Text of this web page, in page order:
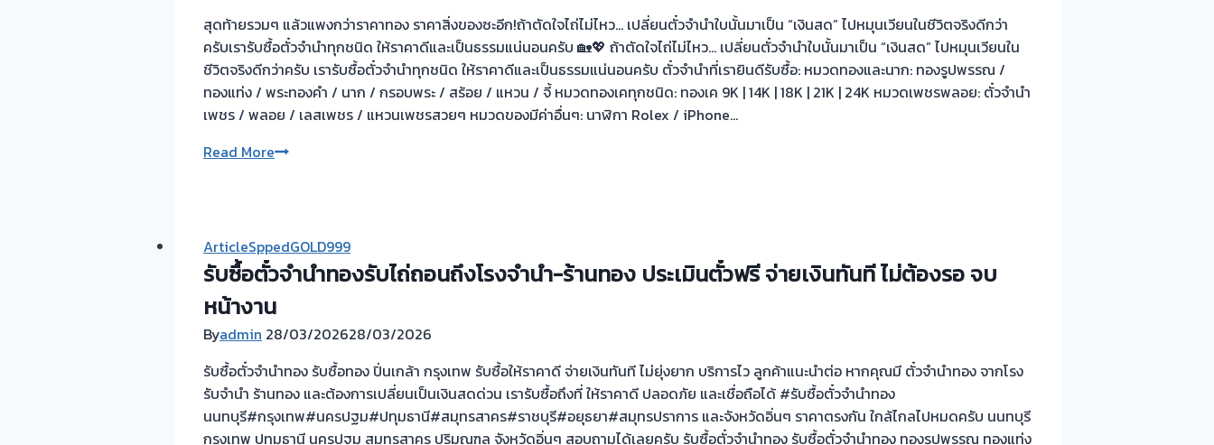
สุดท้ายรวมๆ แล้วแพงกว่าราคาทอง ราคาสิ่งของซะอีก!ถ้าตัดใจไถ่ไม่ไหว… เปลี่ยนตั๋วจำนำใบนั้นมาเป็น “เงินสด” ไปหมุนเวียนในชีวิตจริงดีกว่า
ครับเรารับซื้อตั๋วจำนำทุกชนิด ให้ราคาดีและเป็นธรรมแน่นอนครับ 🏡💖 ถ้าตัดใจไถ่ไม่ไหว… เปลี่ยนตั๋วจำนำใบนั้นมาเป็น “เงินสด” ไปหมุนเวียนใน
ชีวิตจริงดีกว่าครับ เรารับซื้อตั๋วจำนำทุกชนิด ให้ราคาดีและเป็นธรรมแน่นอนครับ ตั๋วจำนำที่เรายินดีรับซื้อ: หมวดทองและนาก: ทองรูปพรรณ /
ทองแท่ง / พระทองคำ / นาก / กรอบพระ / สร้อย / แหวน / จี้ หมวดทองเคทุกชนิด: ทองเค 9K | 14K | 18K | 21K | 24K หมวดเพชรพลอย: ตั๋วจำนำ
เพชร / พลอย / เลสเพชร / แหวนเพชรสวยๆ หมวดของมีค่าอื่นๆ: นาฬิกา Rolex / iPhone…
Read More💡
ก่อน
เดี่ยว
ค่อย
มา
ไถ่?
ดู
ดีๆ
เสียดาย
ArticleSppedGOLD999
รับซื้อตั๋วจำนำทองรับไถ่ถอนถึงโรงจำนำ-ร้านทอง ประเมินตั๋วฟรี จ่ายเงินทันที ไม่ต้องรอ จบ
หน้างาน
Byadmin 28/03/202628/03/2026
รับซื้อตั๋วจำนำทอง รับซื้อทอง ปิ่นเกล้า กรุงเทพ รับซื้อให้ราคาดี จ่ายเงินทันที ไม่ยุ่งยาก บริการไว ลูกค้าแนะนำต่อ หากคุณมี ตั๋วจำนำทอง จากโรง
รับจำนำ ร้านทอง และต้องการเปลี่ยนเป็นเงินสดด่วน เรารับซื้อถึงที่ ให้ราคาดี ปลอดภัย และเชื่อถือได้ #รับซื้อตั๋วจำนำทอง
นนทบุรี#กรุงเทพ#นครปฐม#ปทุมธานี#สมุทรสาคร#ราชบุรี#อยุธยา#สมุทรปราการ และจังหวัดอิ่นๆ ราคาตรงกัน ใกล้ไกลไปหมดครับ นนทบุรี
กรุงเทพ ปทุมธานี นครปฐม สมุทรสาคร ปริมณฑล จังหวัดอิ่นๆ สอบถามได้เลยครับ รับซื้อตั๋วจำนำทอง รับซื้อตั๋วจำนำทอง ทองรูปพรรณ ทองแท่ง